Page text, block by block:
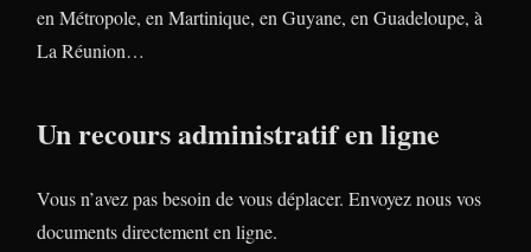
en Métropole, en Martinique, en Guyane, en Guadeloupe, à
La Réunion…
Un recours administratif en ligne
Vous n’avez pas besoin de vous déplacer. Envoyez nous vos
documents directement en ligne.